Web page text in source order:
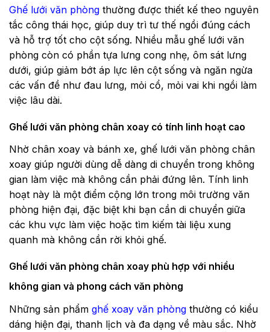
Ghế lưới văn phòng thường được thiết kế theo nguyên
tắc công thái học, giúp duy trì tư thế ngồi đúng cách
và hỗ trợ tốt cho cột sống. Nhiều mẫu ghế lưới văn
phòng còn có phần tựa lưng cong nhẹ, ôm sát lưng
dưới, giúp giảm bớt áp lực lên cột sống và ngăn ngừa
các vấn đề như đau lưng, mỏi cổ, mỏi vai khi ngồi làm
việc lâu dài.
Ghế lưới văn phòng chân xoay có tính linh hoạt cao
Nhờ chân xoay và bánh xe, ghế lưới văn phòng chân
xoay giúp người dùng dễ dàng di chuyển trong không
gian làm việc mà không cần phải đứng lên. Tính linh
hoạt này là một điểm cộng lớn trong môi trường văn
phòng hiện đại, đặc biệt khi bạn cần di chuyển giữa
các khu vực làm việc hoặc tìm kiếm tài liệu xung
quanh mà không cần rời khỏi ghế.
Ghế lưới văn phòng chân xoay phù hợp với nhiều
không gian và phong cách văn phòng
Những sản phẩm ghế xoay văn phòng thường có kiểu
dáng hiện đại, thanh lịch và đa dạng về màu sắc. Nhờ